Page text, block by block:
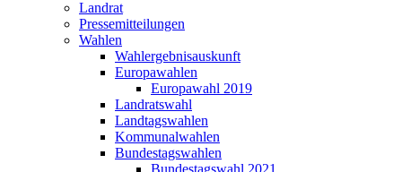
Landrat
Pressemitteilungen
Wahlen
Wahlergebnisauskunft
Europawahlen
Europawahl 2019
Landratswahl
Landtagswahlen
Kommunalwahlen
Bundestagswahlen
Bundestagswahl 2021